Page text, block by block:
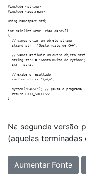
#include <string>
#include <iostream>
using namespace std;
int main(int argc, char *argv[])
{
  // vamos criar um objeto string
  string str = "Gosto muito de C++";
// vamos atribuir um outro objeto
  string str2 = "Gosto muito de Python";
  str = str2;
  // exibe o resultado
  cout << str << "\n\n";
  system("PAUSE"); // pausa o programa
  return EXIT_SUCCESS;
Na segunda versão
(aquelas terminadas
Aumentar Fonte